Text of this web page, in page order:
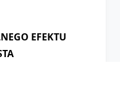
EFEKTU